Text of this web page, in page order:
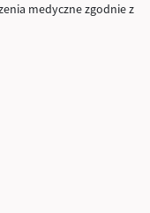
medyczne zgodnie z